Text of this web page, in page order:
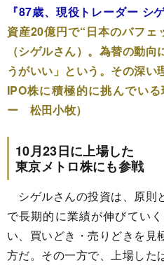
『87歳、現役トレーダー シ
資産20億円で“日本のバフ
（シゲルさん）。為替の動
うがいい」という。その深
IPO株に積極的に挑んでい
ー 松田小牧）
10月23日に上場した
東京メトロ株にも参戦
シゲルさんの投資は、原則
で長期的に業績が伸びてい
い、買いどき・売りどきを見
方だ。その一方で、上場した